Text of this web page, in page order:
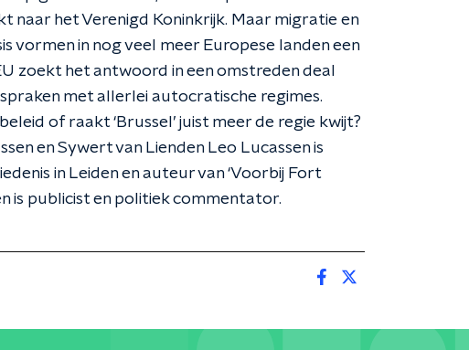
naar het Verenigd Koninkrijk. Maar migratie en
vormen in nog veel meer Europese landen een
zoekt het antwoord in een omstreden deal
met allerlei autocratische regimes.
of raakt ‘Brussel’ juist meer de regie kwijt?
en Sywert van Lienden Leo Lucassen is
in Leiden en auteur van ‘Voorbij Fort
is publicist en politiek commentator.